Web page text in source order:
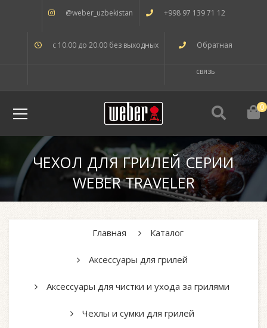
@weber_uzbekistan +998 97 139 71 12
с 10.00 до 20.00 без выходных Обратная
связь
0
ЧЕХОЛ ДЛЯ ГРИЛЕЙ СЕРИИ
WEBER TRAVELER
Главная Каталог
Аксессуары для грилей
Аксессуары для чистки и ухода за грилями
Чехлы и сумки для грилей